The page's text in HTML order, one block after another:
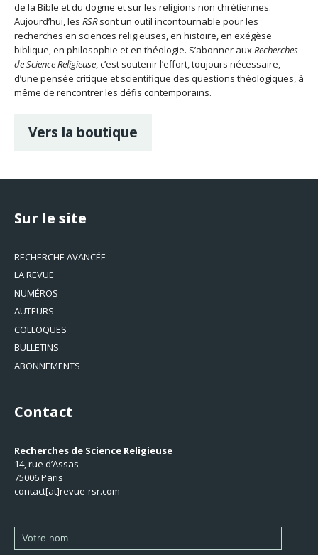
de la Bible et du dogme et sur les religions non chrétiennes.
Aujourd’hui, les RSRsont un outil incontournable pour les
recherches en sciences religieuses, en histoire, en exégèse
biblique, en philosophie et en théologie. S’abonner auxRecherches
de Science Religieuse, c’est soutenir l’effort, toujours nécessaire,
d’une pensée critique et scientifique des questions théologiques, à
même de rencontrer les défis contemporains.
Vers la boutique
Sur le site
RECHERCHE AVANCÉE
LA REVUE
NUMÉROS
AUTEURS
COLLOQUES
BULLETINS
ABONNEMENTS
Contact
Recherches de Science Religieuse
14, rue d’Assas
75006 Paris
contact[at]revue-rsr.com